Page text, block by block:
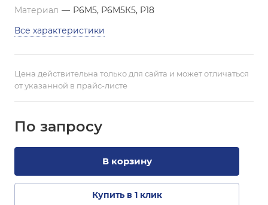
Материал — Р6М5, Р6М5К5, Р18
Все характеристики
Цена действительна только для сайта и может отличаться
от указанной в прайс-листе
По запросу
В корзину
Купить в 1 клик